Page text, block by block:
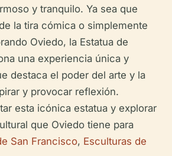
y tranquilo. Ya sea que
la tira cómica o simplemente
Oviedo, la Estatua de
una experiencia única y
destaca el poder del arte y la
y provocar reflexión.
esta icónica estatua y explorar
que Oviedo tiene para
San Francisco, Esculturas de